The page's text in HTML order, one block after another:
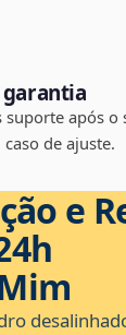
garantia
após o
de ajuste.
e